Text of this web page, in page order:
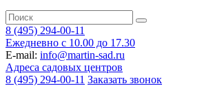
8 (495) 294-00-11
Ежедневно с 10.00 до 17.30
E-mail: info@martin-sad.ru
Адреса садовых центров
8 (495) 294-00-11 Заказать звонок